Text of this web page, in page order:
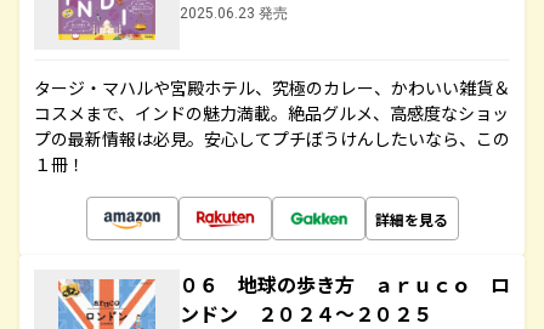
2025.06.23 発売
タージ・マハルや宮殿ホテル、究極のカレー、かわいい雑貨＆
コスメまで、インドの魅力満載。絶品グルメ、高感度なショッ
プの最新情報は必見。安心してプチぼうけんしたいなら、この
１冊！
詳細を見る
０６ 地球の歩き方 ａｒｕｃｏ ロ
ンドン ２０２４～２０２５